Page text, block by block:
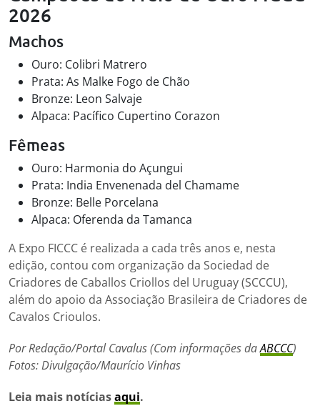
2026
Machos
Ouro: Colibri Matrero
Prata: As Malke Fogo de Chão
Bronze: Leon Salvaje
Alpaca: Pacífico Cupertino Corazon
Fêmeas
Ouro: Harmonia do Açungui
Prata: India Envenenada del Chamame
Bronze: Belle Porcelana
Alpaca: Oferenda da Tamanca
A Expo FICCC é realizada a cada três anos e, nesta
edição, contou com organização da Sociedad de
Criadores de Caballos Criollos del Uruguay (SCCCU),
além do apoio da Associação Brasileira de Criadores de
Cavalos Crioulos.
Por Redação/Portal Cavalus (Com informações daABCCC)
Fotos: Divulgação/Maurício Vinhas
Leia mais notíciasaqui.